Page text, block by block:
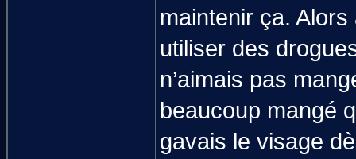
maintenir ça.
utiliser des
n’aimais pas
beaucoup mangé
gavais le visage